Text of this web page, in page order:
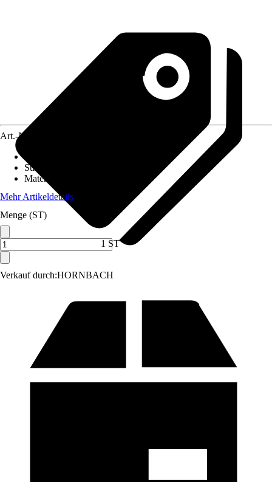
Verkauf durch:HORNBACH
Art.-Nr.
Stiellänge
Material Stiel
Mehr Artikeldetails
Menge (ST)
1 ST